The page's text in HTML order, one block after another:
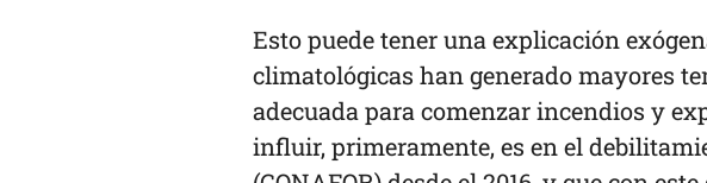
Esto puede tener una explicación
climatológicas han generado mayores
adecuada para comenzar incendios y
influir, primeramente, es en el